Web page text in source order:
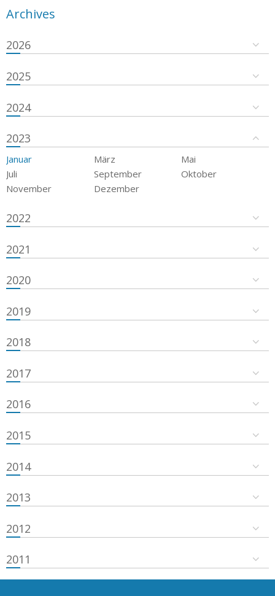
Archives
2026
2025
2024
2023
Januar März
Mai
Juli
September
Oktober
November
Dezember
2022
2021
2020
2019
2018
2017
2016
2015
2014
2013
2012
2011